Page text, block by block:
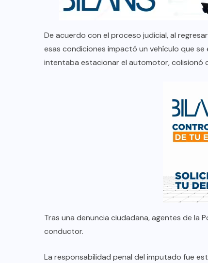
De acuerdo con el proceso judicial, al
esas condiciones impactó un vehículo que
intentaba estacionar el automotor, colisionó
Tras una denuncia ciudadana, agentes de la
conductor.
La responsabilidad penal del imputado fue